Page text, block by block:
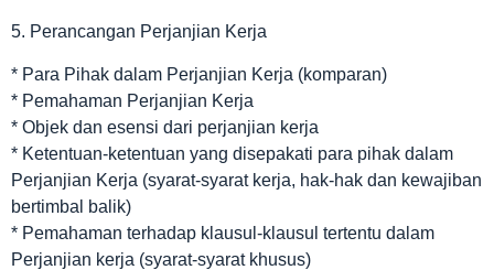
5. Perancangan Perjanjian Kerja
* Para Pihak dalam Perjanjian Kerja (komparan)
* Pemahaman Perjanjian Kerja
* Objek dan esensi dari perjanjian kerja
* Ketentuan-ketentuan yang disepakati para pihak dalam
Perjanjian Kerja (syarat-syarat kerja, hak-hak dan kewajiban
bertimbal balik)
* Pemahaman terhadap klausul-klausul tertentu dalam
Perjanjian kerja (syarat-syarat khusus)